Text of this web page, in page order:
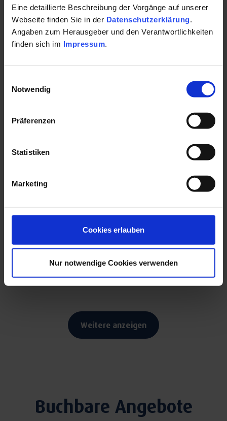
Eine detaillierte Beschreibung der Vorgänge auf unserer
Webseite finden Sie in der Datenschutzerklärung
Angaben zum Herausgeber und den Verantwortlichkeiten
finden sich im Impressum
Notwendig
Präferenzen
Statistiken
Marketing
Cookies erlauben
Nur notwendige Cookies verwenden
Bayerisches Staatsbad
Weitere anzeigen
Buchbare Angebote